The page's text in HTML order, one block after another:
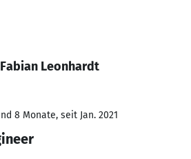
Leonhardt
8 Monate, seit Jan. 2021